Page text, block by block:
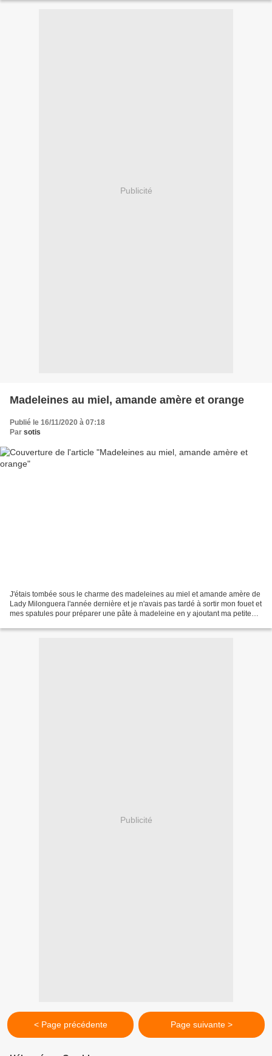
Publicité
Madeleines au miel, amande amère et orange
Publié le 16/11/2020 à 07:18
Par sotis
J'étais tombée sous le charme des madeleines au miel et amande amère de
Lady Milonguera l'année dernière et je n'avais pas tardé à sortir mon fouet et
mes spatules pour préparer une pâte à madeleine en y ajoutant ma petite
Publicité
< Page précédente Page suivante >